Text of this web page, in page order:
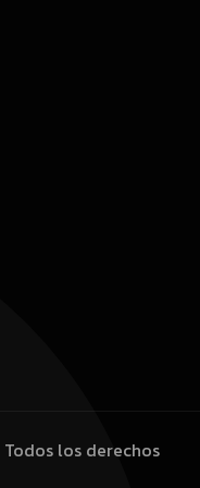
Todos los derechos